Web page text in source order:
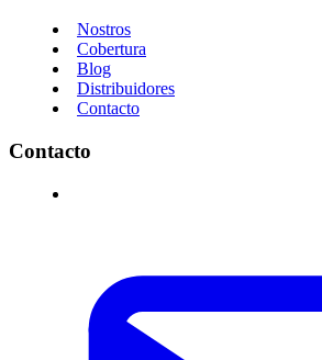
Nostros
Cobertura
Blog
Distribuidores
Contacto
Contacto